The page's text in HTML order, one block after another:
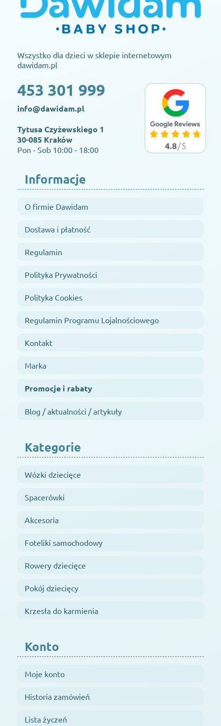
Wszystko dla dzieci w sklepie internetowym
dawidam.pl
453 301 999
info@dawidam.pl
Tytusa Czyżewskiego 1
30-085 Kraków
Pon - Sob 10:00 - 18:00
Informacje
O firmie Dawidam
Dostawa i płatność
Regulamin
Polityka Prywatności
Polityka Cookies
Regulamin Programu Lojalnościowego
Kontakt
Marka
Promocje i rabaty
Blog / aktualności / artykuły
Kategorie
Wózki dziecięce
Spacerówki
Akcesoria
Foteliki samochodowy
Rowery dziecięce
Pokój dziecięcy
Krzesła do karmienia
Konto
Moje konto
Historia zamówień
Lista życzeń